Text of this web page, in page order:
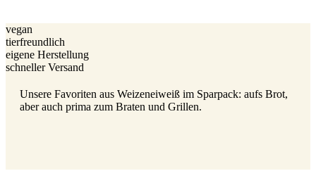
vegan
tierfreundlich
eigene Herstellung
schneller Versand
Unsere Favoriten aus Weizeneiweiß im Sparpack: aufs Brot,
aber auch prima zum Braten und Grillen.